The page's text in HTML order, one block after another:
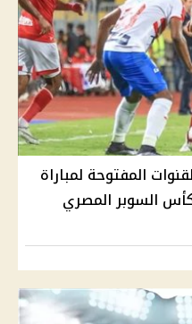
المفتوحة لمباراة
السوبر المصري